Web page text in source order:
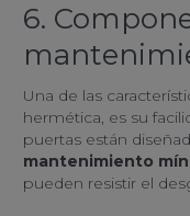
6.
Una de las
hermética, es su
puertas están
mantenimiento
pueden resistir el